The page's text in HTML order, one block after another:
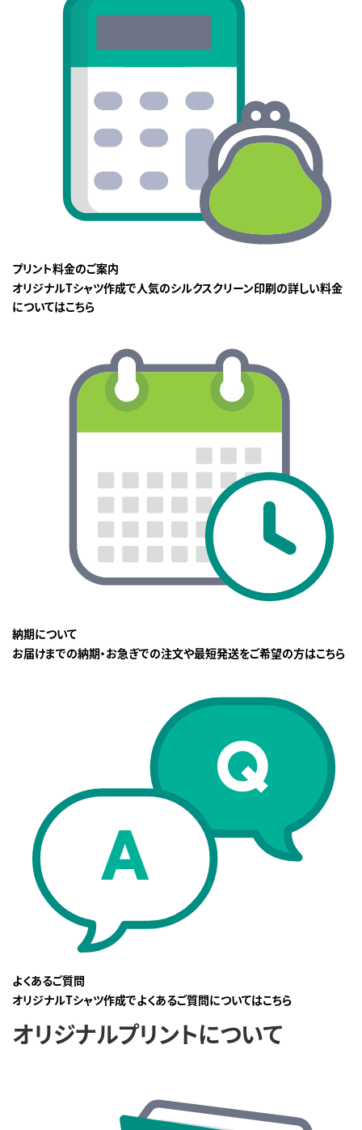
プリント料金のご案内
オリジナルTシャツ作成で人気のシルクスクリーン印刷の詳しい料金
についてはこちら
納期について
お届けまでの納期・お急ぎでの注文や最短発送をご希望の方はこちら
よくあるご質問
オリジナルTシャツ作成でよくあるご質問についてはこちら
オリジナルプリントについて